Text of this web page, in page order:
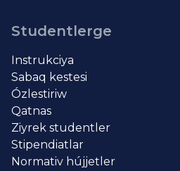
Studentlerge
Instrukciya
Sabaq kestesi
Ózlestiriw
Qatnas
Ziyrek studentler
Stipendiatlar
Normativ hújjetler